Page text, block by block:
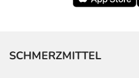
angegebenen
SCHMERZMITTEL